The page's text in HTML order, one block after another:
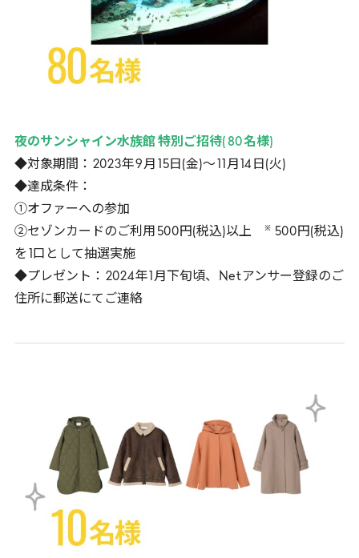
夜のサンシャイン水族館 特別ご招待(80名様)
◆対象期間： 2023年9月 15 日(金)～ 11月 14 日(火)
◆達成条件：
①オファーへの参加
②セゾンカードのご利用 500円(税込)以上 ※ 500円(税込)
を 1口として抽選実施
◆プレゼント： 2024年 1月下旬頃、 Net アンサー登録のご
住所に郵送にてご連絡